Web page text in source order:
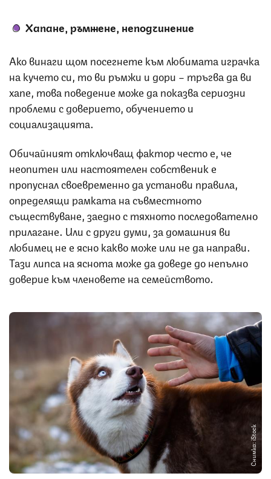
Хапане, ръмжене, неподчинение
Ако винаги щом посегнете към любимата играчка
на кучето си, то ви ръмжи и дори – тръгва да ви
хапе, това поведение може да показва сериозни
проблеми с доверието, обучението и
социализацията.
Обичайният отключващ фактор често е, че
неопитен или настоятелен собственик е
пропуснал своевременно да установи правила,
определящи рамката на съвместното
съществуване, заедно с тяхното последователно
прилагане. Или с други думи, за домашния ви
любимец не е ясно какво може или не да направи.
Тази липса на яснота може да доведе до непълно
доверие към членовете на семейството.
Снимка: iStock